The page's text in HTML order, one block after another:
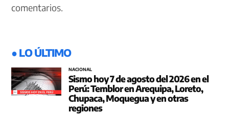
comentarios.
● LO ÚLTIMO
NACIONAL
Sismo hoy 7 de agosto del 2026 en el
Perú: Temblor en Arequipa, Loreto,
Chupaca, Moquegua y en otras
regiones